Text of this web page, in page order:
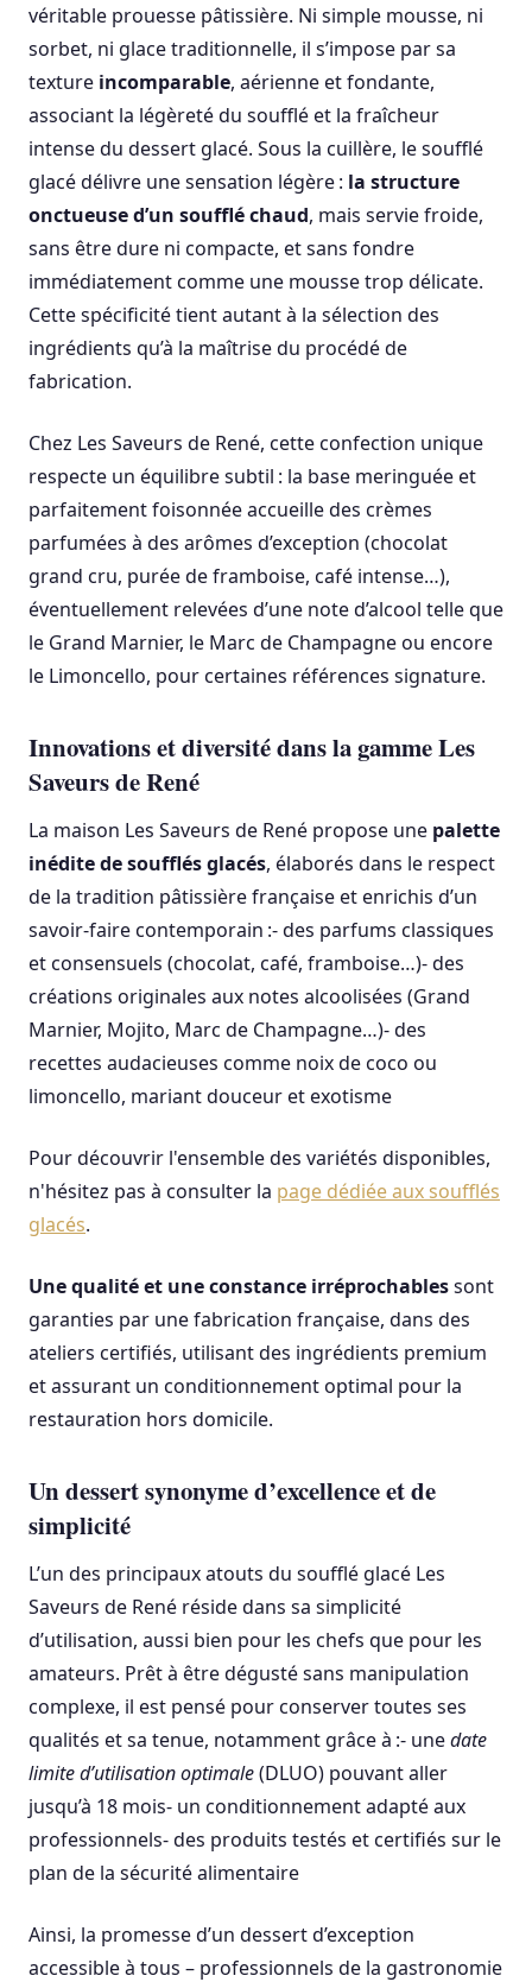
véritable prouesse pâtissière. Ni simple mousse, ni
sorbet, ni glace traditionnelle, il s’impose par sa
texture incomparable, aérienne et fondante,
associant la légèreté du soufflé et la fraîcheur
intense du dessert glacé. Sous la cuillère, le soufflé
glacé délivre une sensation légère : la structure
onctueuse d’un soufflé chaud, mais servie froide,
sans être dure ni compacte, et sans fondre
immédiatement comme une mousse trop délicate.
Cette spécificité tient autant à la sélection des
ingrédients qu’à la maîtrise du procédé de
fabrication.
Chez Les Saveurs de René, cette confection unique
respecte un équilibre subtil : la base meringuée et
parfaitement foisonnée accueille des crèmes
parfumées à des arômes d’exception (chocolat
grand cru, purée de framboise, café intense…),
éventuellement relevées d’une note d’alcool telle que
le Grand Marnier, le Marc de Champagne ou encore
le Limoncello, pour certaines références signature.
Innovations et diversité dans la gamme Les
Saveurs de René
La maison Les Saveurs de René propose une palette
inédite de soufflés glacés, élaborés dans le respect
de la tradition pâtissière française et enrichis d’un
savoir-faire contemporain :- des parfums classiques
et consensuels (chocolat, café, framboise…)- des
créations originales aux notes alcoolisées (Grand
Marnier, Mojito, Marc de Champagne…)- des
recettes audacieuses comme noix de coco ou
limoncello, mariant douceur et exotisme
Pour découvrir l'ensemble des variétés disponibles,
n'hésitez pas à consulter la page dédiée aux soufflés
glacés.
Une qualité et une constance irréprochablessont
garanties par une fabrication française, dans des
ateliers certifiés, utilisant des ingrédients premium
et assurant un conditionnement optimal pour la
restauration hors domicile.
Un dessert synonyme d’excellence et de
simplicité
L’un des principaux atouts du soufflé glacé Les
Saveurs de René réside dans sa simplicité
d’utilisation, aussi bien pour les chefs que pour les
amateurs. Prêt à être dégusté sans manipulation
complexe, il est pensé pour conserver toutes ses
qualités et sa tenue, notamment grâce à :- unedate
limite d’utilisation optimale(DLUO) pouvant aller
jusqu’à 18 mois- un conditionnement adapté aux
professionnels- des produits testés et certifiés sur le
plan de la sécurité alimentaire
Ainsi, la promesse d’un dessert d’exception
accessible à tous – professionnels de la gastronomie